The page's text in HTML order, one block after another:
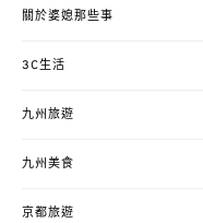
關於婆媳那些事
3C生活
九州旅遊
九州美食
京都旅遊